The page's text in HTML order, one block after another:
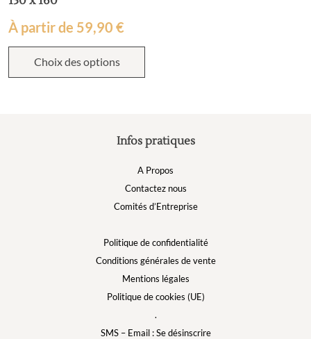
À partir de 59,90 €
Choix des options
Infos pratiques
A Propos
Contactez nous
Comités d’Entreprise
Politique de confidentialité
Conditions générales de vente
Mentions légales
Politique de cookies (UE)
.
SMS – Email : Se désinscrire